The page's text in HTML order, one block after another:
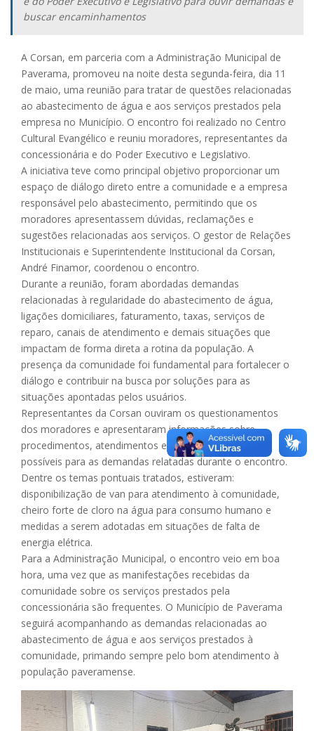
buscar encaminhamentos
A Corsan, em parceria com a Administração Municipal de
Paverama, promoveu na noite desta segunda-feira, dia 11
de maio, uma reunião para tratar de questões relacionadas
ao abastecimento de água e aos serviços prestados pela
empresa no Município. O encontro foi realizado no Centro
Cultural Evangélico e reuniu moradores, representantes da
concessionária e do Poder Executivo e Legislativo.
A iniciativa teve como principal objetivo proporcionar um
espaço de diálogo direto entre a comunidade e a empresa
responsável pelo abastecimento, permitindo que os
moradores apresentassem dúvidas, reclamações e
sugestões relacionadas aos serviços. O gestor de Relações
Institucionais e Superintendente Institucional da Corsan,
André Finamor, coordenou o encontro.
Durante a reunião, foram abordadas demandas
relacionadas à regularidade do abastecimento de água,
ligações domiciliares, faturamento, taxas, serviços de
reparo, canais de atendimento e demais situações que
impactam de forma direta a rotina da população. A
presença da comunidade foi fundamental para fortalecer o
diálogo e contribuir na busca por soluções para as
situações apontadas pelos usuários.
Representantes da Corsan ouviram os questionamentos
dos moradores e apresentaram informações sobre
procedimentos, atendimentos e encaminhamentos
possíveis para as demandas relatadas durante o encontro.
Dentre os temas pontuais tratados, estiveram:
disponibilização de van para atendimento à comunidade,
cheiro forte de cloro na água para consumo humano e
medidas a serem adotadas em situações de falta de
energia elétrica.
Para a Administração Municipal, o encontro veio em boa
hora, uma vez que as manifestações recebidas da
comunidade sobre os serviços prestados pela
concessionária são frequentes. O Município de Paverama
seguirá acompanhando as demandas relacionadas ao
abastecimento de água e aos serviços prestados à
comunidade, primando sempre pelo bom atendimento à
população paveramense.